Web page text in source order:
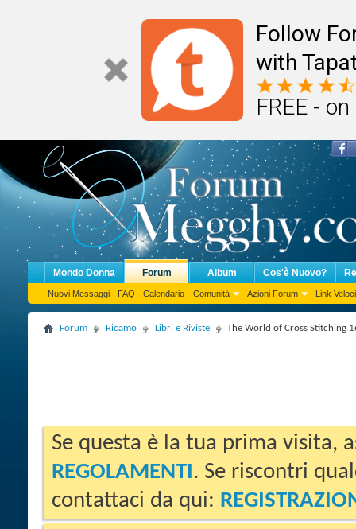
Follow
with
FREE -
Mondo Donna Forum
Nuovi Messaggi FAQ Calendario Comunità Azioni Forum Link Veloci
Album Cos'è Nuovo?
Forum Ricamo Libri e Riviste The World of Cross Stitching
Se questa è la tua prima visita,
REGOLAMENTI. Se riscontri
contattaci da qui: